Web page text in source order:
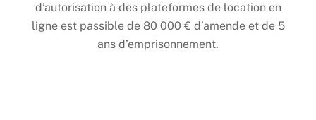
d’autorisation à des plateformes de location en
ligne est passible de 80 000 € d’amende et de 5
ans d’emprisonnement.